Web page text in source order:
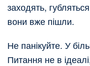
заходять,
вони вже пішли.
Не панікуйте. У
Питання не в